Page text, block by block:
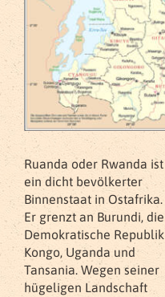
Ruanda oder Rwanda ist
ein dicht bevölkerter
Binnenstaat in Ostafrika.
Er grenzt an Burundi, die
Demokratische Republik
Kongo, Uganda und
Tansania. Wegen seiner
hügeligen Landschaft